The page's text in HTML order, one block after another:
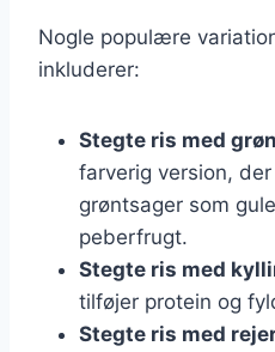
Nogle populære
inkluderer:
Stegte ris med
farverig version,
grøntsager som
peberfrugt.
Stegte ris med
tilføjer protein og
Stegte ris med